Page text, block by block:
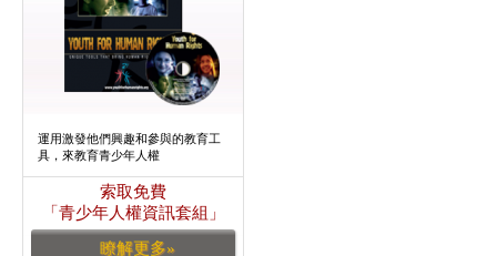
運用激發他們興趣和參與的教育工
具，來教育青少年人權
索取免費
「青少年人權資訊套組」
瞭解更多»